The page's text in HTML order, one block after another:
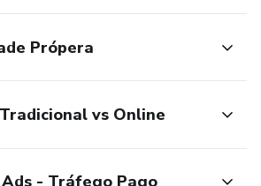
Própera
vs Online
- Tráfego Pago